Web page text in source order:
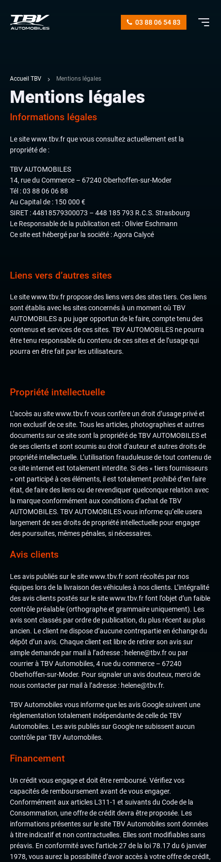
03 88 06 54 83
Accueil TBV Mentions légales
Mentions légales
Informations légales
Le sitewww.tbv.frque vous consultez actuellement est la
propriété de :
TBV AUTOMOBILES
14, rue du Commerce – 67240 Oberhoffen-sur-Moder
Tél :03 88 06 06 88
Au Capital de : 150 000 €
SIRET : 44818579300073 – 448 185 793 R.C.S. Strasbourg
Le Responsable de la publication est : Olivier Eschmann
Ce site est hébergé par la société : Agora Calycé
Liens vers d’autres sites
Le sitewww.tbv.fr propose des liens vers des sites tiers. Ces liens
sont établis avec les sites concernés à un moment où TBV
AUTOMOBILES a pu juger opportun de le faire, compte tenu des
contenus et services de ces sites. TBV AUTOMOBILES ne pourra
être tenu responsable du contenu de ces sites et de l’usage qui
pourra en être fait par les utilisateurs.
Propriété intellectuelle
L’accès au sitewww.tbv.frvous confère un droit d’usage privé et
non exclusif de ce site. Tous les articles, photographies et autres
documents sur ce site sont la propriété de TBV AUTOMOBILES et
de ses clients et sont soumis au droit d’auteur et autres droits de
propriété intellectuelle. L’utilisation frauduleuse de tout contenu de
ce site internet est totalement interdite. Si des « tiers fournisseurs
» ont participé à ces éléments, il est totalement prohibé d’en faire
état, de faire des liens ou de revendiquer quelconque relation avec
la marque conformément aux conditions d’achat de TBV
AUTOMOBILES. TBV AUTOMOBILES vous informe qu’elle usera
largement de ses droits de propriété intellectuelle pour engager
des poursuites, mêmes pénales, si nécessaires.
Avis clients
Les avis publiés sur le site www.tbv.fr sont récoltés par nos
équipes lors de la livraison des véhicules à nos clients. L’intégralité
des avis clients postés sur le site www.tbv.fr font l’objet d’un faible
contrôle préalable (orthographe et grammaire uniquement). Les
avis sont classés par ordre de publication, du plus récent au plus
ancien. Le client ne dispose d’aucune contrepartie en échange du
dépôt d’un avis. Chaque client est libre de retirer son avis sur
simple demande par mail à l’adresse : helene@tbv.fr ou par
courrier à TBV Automobiles, 4 rue du commerce – 67240
Oberhoffen-sur-Moder. Pour signaler un avis douteux, merci de
nous contacter par mail à l’adresse : helene@tbv.fr.
TBV Automobiles vous informe que les avis Google suivent une
règlementation totalement indépendante de celle de TBV
Automobiles. Les avis publiés sur Google ne subissent aucun
contrôle par TBV Automobiles.
Financement
Un crédit vous engage et doit être remboursé. Vérifiez vos
capacités de remboursement avant de vous engager.
Conformément aux articles L311-1 et suivants du Code de la
Consommation, une offre de crédit devra être proposée. Les
informations présentes sur le site TBV Automobiles sont données
à titre indicatif et non contractuelles. Elles sont modifiables sans
préavis. En conformité avec l’article 27 de la loi 78.17 du 6 janvier
1978, vous aurez la possibilité d’avoir accès à votre offre de crédit,